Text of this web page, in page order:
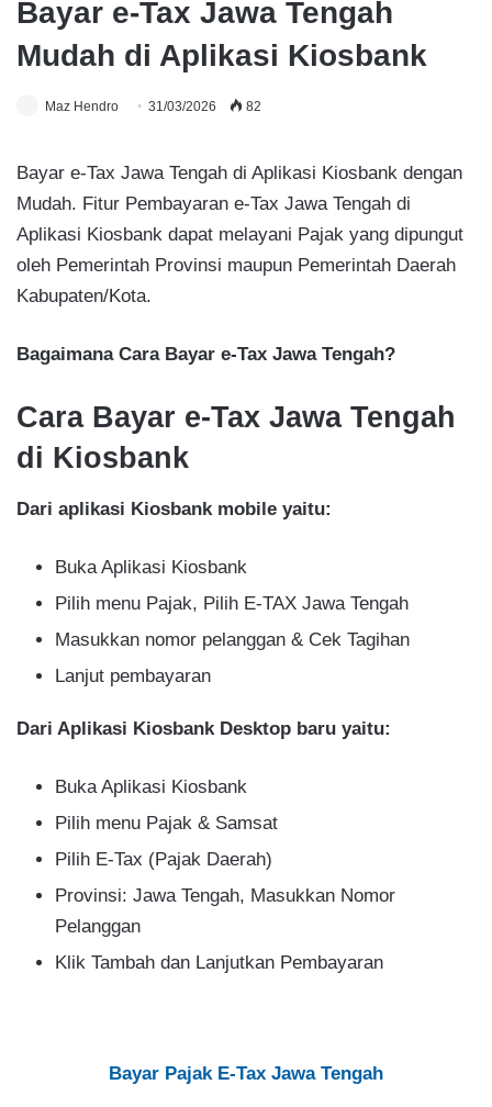
Bayar e-Tax Jawa Tengah
Mudah di Aplikasi Kiosbank
Maz Hendro 31/03/2026 82
Bayar e-Tax Jawa Tengah di Aplikasi Kiosbank dengan
Mudah. Fitur Pembayaran e-Tax Jawa Tengah di
Aplikasi Kiosbank dapat melayani Pajak yang dipungut
oleh Pemerintah Provinsi maupun Pemerintah Daerah
Kabupaten/Kota.
Bagaimana Cara Bayar e-Tax Jawa Tengah?
Cara Bayar e-Tax Jawa Tengah
di Kiosbank
Dari aplikasi Kiosbank mobile yaitu:
Buka Aplikasi Kiosbank
Pilih menu Pajak, Pilih E-TAX Jawa Tengah
Masukkan nomor pelanggan & Cek Tagihan
Lanjut pembayaran
Dari Aplikasi Kiosbank Desktop baru yaitu:
Buka Aplikasi Kiosbank
Pilih menu Pajak & Samsat
Pilih E-Tax (Pajak Daerah)
Provinsi: Jawa Tengah, Masukkan Nomor
Pelanggan
Klik Tambah dan Lanjutkan Pembayaran
Bayar Pajak E-Tax Jawa Tengah